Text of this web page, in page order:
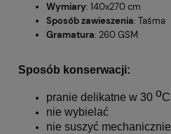
Wymiary: 140x270 cm
Sposób zawieszenia: Taśma
Gramatura: 260 GSM
Sposób konserwacji:
pranie delikatne w 30 oC
nie wybielać
nie suszyć mechanicznie